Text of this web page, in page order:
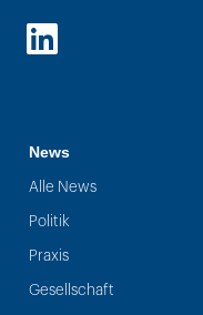
LinkedIn
News
Alle News
Politik
Praxis
Gesellschaft